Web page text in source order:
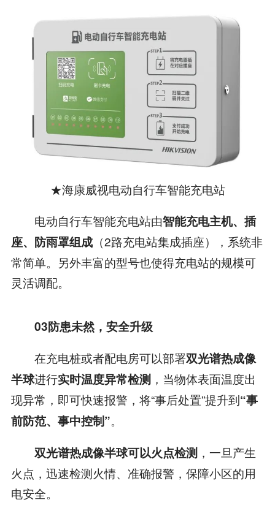
★海康威视电动自行车智能充电站
电动自行车智能充电站由智能充电主机、插
座、防雨罩组成（2路充电站集成插座），系统非
常简单。另外丰富的型号也使得充电站的规模可
灵活调配。
03防患未然，安全升级
在充电桩或者配电房可以部署双光谱热成像
半球进行实时温度异常检测，当物体表面温度出
现异常，即可快速报警，将“事后处置”提升到“事
前防范、事中控制”。
双光谱热成像半球可以火点检测，一旦产生
火点，迅速检测火情、准确报警，保障小区的用
电安全。